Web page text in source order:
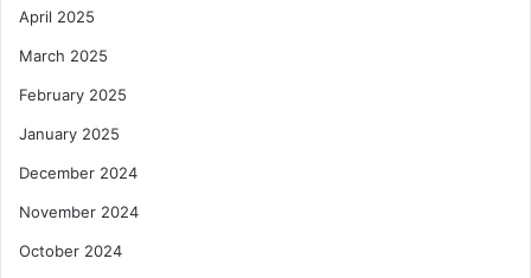
April 2025
March 2025
February 2025
January 2025
December 2024
November 2024
October 2024